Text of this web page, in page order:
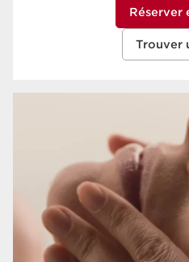
Réserver
Trouver